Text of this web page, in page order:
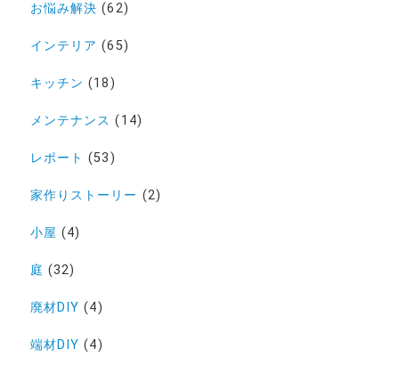
お悩み解決 (62)
インテリア (65)
キッチン (18)
メンテナンス (14)
レポート (53)
家作りストーリー (2)
小屋 (4)
庭 (32)
廃材DIY (4)
端材DIY (4)